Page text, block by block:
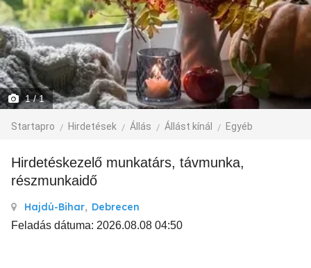
1/ 1
Startapro Hirdetések Állás Állást kínál Egyéb
Hirdetéskezelő munkatárs, távmunka,
részmunkaidő
Hajdú-Bihar, Debrecen
Feladás dátuma: 2026.08.08 04:50